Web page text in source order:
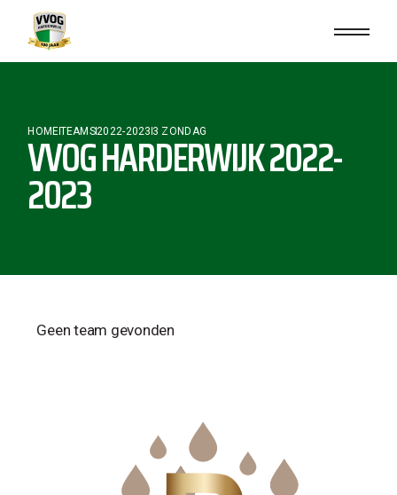
HOMETEAMS2022-2023 3 ZONDAG
VVOG HARDERWIJK 2022-
2023
Geen team gevonden